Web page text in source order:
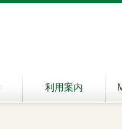
利用案内